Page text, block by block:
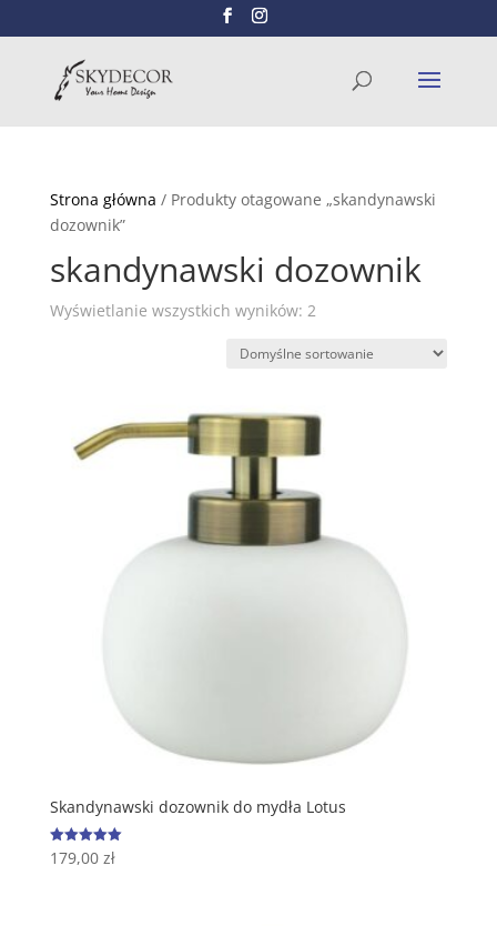
Strona główna / Produkty otagowane „skandynawski
dozownik”
skandynawski dozownik
Wyświetlanie wszystkich wyników: 2
Skandynawski dozownik do mydła Lotus
Oceniono
5.00
179,00 zł